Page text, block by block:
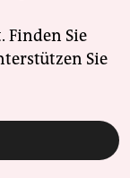
Finden Sie
Sie